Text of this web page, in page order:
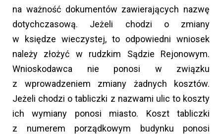
na ważność dokumentów zawierających nazwę
dotychczasową. Jeżeli chodzi o zmiany
w księdze wieczystej, to odpowiedni wniosek
należy złożyć w rudzkim Sądzie Rejonowym.
Wnioskodawca nie ponosi w związku
z wprowadzeniem zmiany żadnych kosztów.
Jeżeli chodzi o tabliczki z nazwami ulic to koszty
ich wymiany ponosi miasto. Koszt tabliczki
z numerem porządkowym budynku ponosi